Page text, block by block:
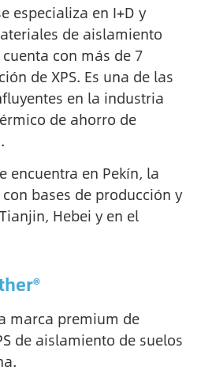
especializa en I+D y
de aislamiento
con más de 7
de XPS. Es una de las
en la industria
de ahorro de
encuentra en Pekín, la
bases de producción y
Hebei y en el
marca premium de
de aislamiento de suelos